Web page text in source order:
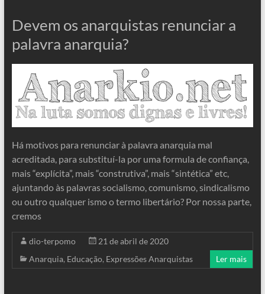
Devem os anarquistas renunciar a
palavra anarquia?
Há motivos para renunciar à palavra anarquia mal
acreditada, para substituí-la por uma formula de confiança,
mais “explícita”, mais “construtiva”, mais “sintética” etc,
ajuntando às palavras socialismo, comunismo, sindicalismo
ou outro qualquer ismo o termo libertário? Por nossa parte,
cremos
dio-terpomo
21 de abril de 2020
Anarquia, Educação, Expressões Anarquistas Ler mais